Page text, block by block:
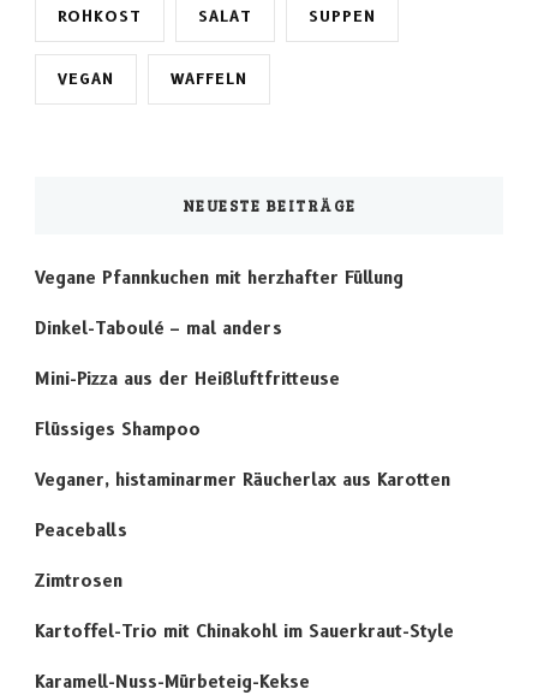
ROHKOST SALAT SUPPEN
VEGAN WAFFELN
NEUESTE BEITRÄGE
Vegane Pfannkuchen mit herzhafter Füllung
Dinkel-Taboulé – mal anders
Mini-Pizza aus der Heißluftfritteuse
Flüssiges Shampoo
Veganer, histaminarmer Räucherlax aus Karotten
Peaceballs
Zimtrosen
Kartoffel-Trio mit Chinakohl im Sauerkraut-Style
Karamell-Nuss-Mürbeteig-Kekse